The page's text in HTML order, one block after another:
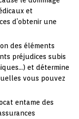
et
d’obtenir une
des éléments
préjudices subis
et détermine
vous pouvez
entame des